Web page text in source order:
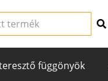
függönyök